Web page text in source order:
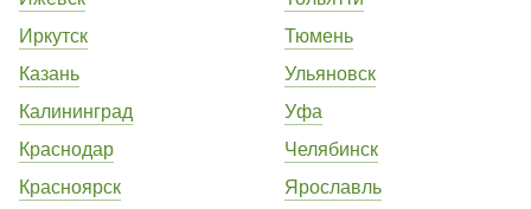
Иркутск
Казань
Калининград
Краснодар
Красноярск
Тюмень
Ульяновск
Уфа
Челябинск
Ярославль